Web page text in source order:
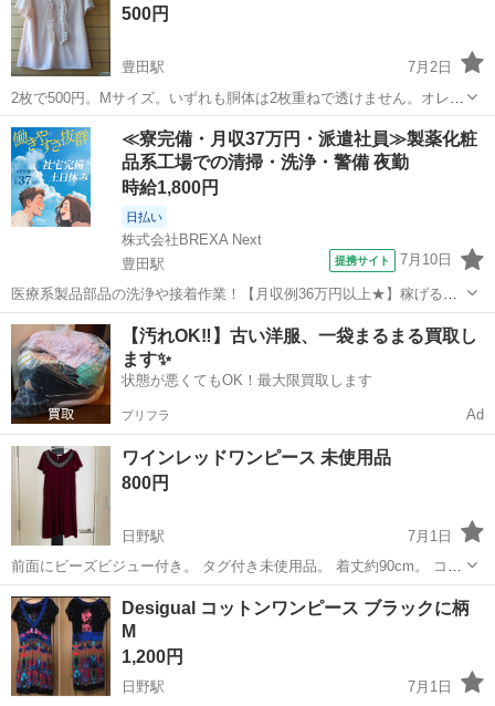
500円
豊田駅
7月2日
2枚で500円。Mサイズ。いずれも胴体は2枚重ねで透けません。オレン
ジのはスーツに合わせて着てました。Lサイズの私ですが、着られま
す。立川駅〜豊田駅にて受渡し希望。土日終日か平日17時以降で、希
望日時を書いてコメントください。
東京 日野市 豊田駅 ワンピース オレンジ
≪寮完備・月収37万円・派遣社員≫製薬化粧
品系工場での清掃・洗浄・警備 夜勤
時給1,800円
日払い
株式会社BREXA Next
豊田駅
提携サイト 7月10日
医療系製品部品の洗浄や接着作業！【月収例36万円以上★】稼げる夜
勤！土日祝休み！年間休日138日でお休みたっぷり◎自社正社員登用制
度あり！20代～30代の男女活躍中★《東京都日野市》 人気の工場のお
仕事 ◇医療系製品部品の...
東京 日野市 豊田駅 その他
【汚れOK‼️】古い洋服、一袋まるまる買取し
ます✨
状態が悪くてもOK！最大限買取します
プリフラ Ad
ワインレッドワンピース 未使用品
800円
日野駅
7月1日
前面にビーズビジュー付き。 タグ付き未使用品。 着丈約90cm。 コッ
トンフィールのポリエステル。 裏地無し。 自己紹介を必ずご覧下さ
い。
東京 日野市 ワンピース コットンフィール
Desigual コットンワンピース ブラックに柄
M
1,200円
日野駅
7月1日